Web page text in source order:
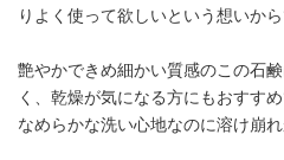
りよく使って欲しいという想いから
艶やかできめ細かい質感のこの石
く、乾燥が気になる方にもおすすめ
なめらかな洗い心地なのに溶け崩